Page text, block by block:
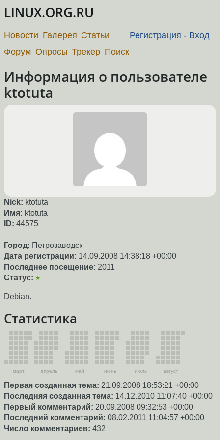
LINUX.ORG.RU
Регистрация - Вход
Новости Галерея Статьи
Форум Опросы Трекер Поиск
Информация о пользователе
ktotuta
Nick: ktotuta
Имя: ktotuta
ID: 44575
Город: Петрозаводск
Дата регистрации: 14.09.2008 14:38:18 +00:00
Последнее посещение: 2011
Статус: ★
Debian.
Статистика
март апрель май июнь июль август
Первая созданная тема: 21.09.2008 18:53:21 +00:00
Последняя созданная тема: 14.12.2010 11:07:40 +00:00
Первый комментарий: 20.09.2008 09:32:53 +00:00
Последний комментарий: 08.02.2011 11:04:57 +00:00
Число комментариев: 432